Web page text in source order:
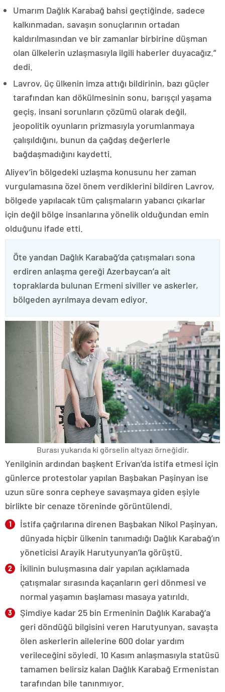
Umarım Dağlık Karabağ bahsi geçtiğinde, sadece
kalkınmadan, savaşın sonuçlarının ortadan
kaldırılmasından ve bir zamanlar birbirine düşman
olan ülkelerin uzlaşmasıyla ilgili haberler duyacağız.”
dedi.
Lavrov, üç ülkenin imza attığı bildirinin, bazı güçler
tarafından kan dökülmesinin sonu, barışçıl yaşama
geçiş, insani sorunların çözümü olarak değil,
jeopolitik oyunların prizmasıyla yorumlanmaya
çalışıldığını, bunun da çağdaş değerlerle
bağdaşmadığını kaydetti.
Aliyev’in bölgedeki uzlaşma konusunu her zaman
vurgulamasına özel önem verdiklerini bildiren Lavrov,
bölgede yapılacak tüm çalışmaların yabancı çıkarlar
için değil bölge insanlarına yönelik olduğundan emin
olduğunu ifade etti.
Öte yandan Dağlık Karabağ’da çatışmaları sona
erdiren anlaşma gereği Azerbaycan’a ait
topraklarda bulunan Ermeni siviller ve askerler,
bölgeden ayrılmaya devam ediyor.
Burası yukarıda ki görselin altyazı örneğidir.
Yenilginin ardından başkent Erivan’da istifa etmesi için
günlerce protestolar yapılan Başbakan Paşinyan ise
uzun süre sonra cepheye savaşmaya giden eşiyle
birlikte bir cenaze töreninde görüntülendi.
İstifa çağrılarına direnen Başbakan Nikol Paşinyan,
dünyada hiçbir ülkenin tanımadığı Dağlık Karabağ’ın
yöneticisi Arayik Harutyunyan’la görüştü.
İkilinin buluşmasına dair yapılan açıklamada
çatışmalar sırasında kaçanların geri dönmesi ve
normal yaşamın başlaması masaya yatırıldı.
Şimdiye kadar 25 bin Ermeninin Dağlık Karabağ’a
geri döndüğü bilgisini veren Harutyunyan, savaşta
ölen askerlerin ailelerine 600 dolar yardım
verileceğini söyledi. 10 Kasım anlaşmasıyla statüsü
tamamen belirsiz kalan Dağlık Karabağ Ermenistan
tarafından bile tanınmıyor.